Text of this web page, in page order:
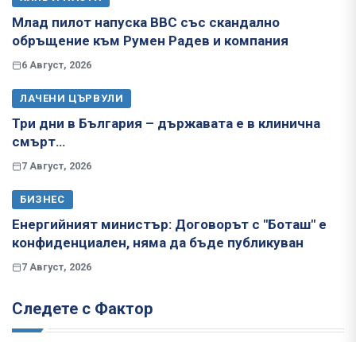
Млад пилот напуска ВВС със скандално
обръщение към Румен Радев и компания
6 Август, 2026
ЛАЧЕНИ ЦЪРВУЛИ
Три дни в България – държавата е в клинична
смърт…
7 Август, 2026
БИЗНЕС
Енергийният министър: Договорът с "Боташ" е
конфиденциален, няма да бъде публикуван
7 Август, 2026
Следете с Фактор